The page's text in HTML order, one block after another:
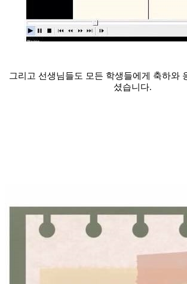
그리고 선생님들도 모든 학생들에게 축하와
셨습니다.